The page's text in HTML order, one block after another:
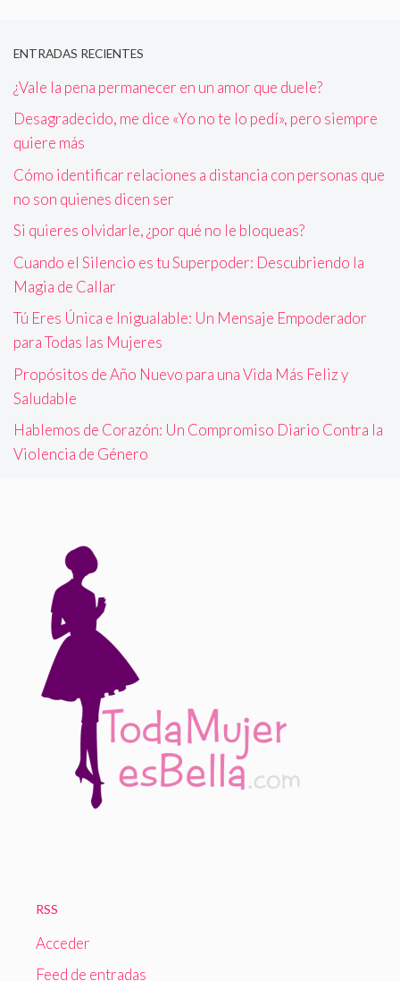
ENTRADAS RECIENTES
¿Vale la pena permanecer en un amor que duele?
Desagradecido, me dice «Yo no te lo pedí», pero siempre
quiere más
Cómo identificar relaciones a distancia con personas que
no son quienes dicen ser
Si quieres olvidarle, ¿por qué no le bloqueas?
Cuando el Silencio es tu Superpoder: Descubriendo la
Magia de Callar
Tú Eres Única e Inigualable: Un Mensaje Empoderador
para Todas las Mujeres
Propósitos de Año Nuevo para una Vida Más Feliz y
Saludable
Hablemos de Corazón: Un Compromiso Diario Contra la
Violencia de Género
RSS
Acceder
Feed de entradas